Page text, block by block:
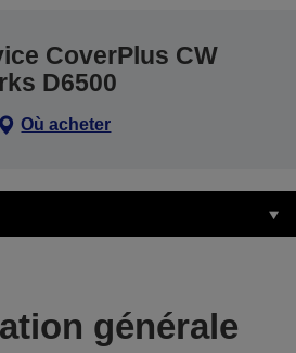
CoverPlus CW
D6500
Où acheter
générale